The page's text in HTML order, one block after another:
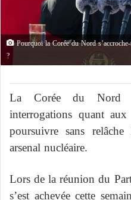
Pourquoi la Corée du Nord
?
La Corée du Nord
interrogations quant
poursuivre sans
arsenal nucléaire.
Lors de la réunion du
s’est achevée cette